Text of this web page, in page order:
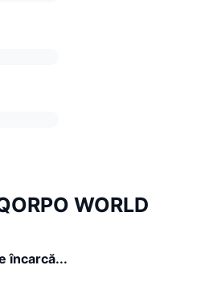
WORLD
încarcă...